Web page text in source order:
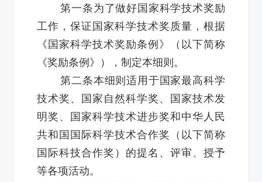
第一条为了做好国家科学技术奖励
工作，保证国家科学技术奖质量，根据
《国家科学技术奖励条例》（以下简称
《奖励条例》），制定本细则。
第二条本细则适用于国家最高科学
技术奖、国家自然科学奖、国家技术发
明奖、国家科学技术进步奖和中华人民
共和国国际科学技术合作奖（以下简称
国际科技合作奖）的提名、评审、授予
等各项活动。